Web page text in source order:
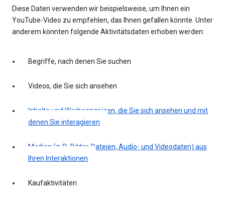
Diese Daten verwenden wir beispielsweise, um Ihnen ein
YouTube-Video zu empfehlen, das Ihnen gefallen könnte. Unter
anderem könnten folgende Aktivitätsdaten erhoben werden:
Begriffe, nach denen Sie suchen
Videos, die Sie sich ansehen
Inhalte und Werbeanzeigen, die Sie sich ansehen und mit
denen Sie interagieren
Medien (z. B. Bilder, Dateien, Audio- und Videodaten) aus
Ihren Interaktionen
Kaufaktivitäten